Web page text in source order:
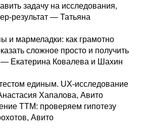
задачу на исследования,
результат — Татьяна
и мармеладки: как грамотно
сложное просто и получить
— Екатерина Ковалева и Шахин
единым. UX-исследование
Хапалова, Авито
ТТМ: проверяем гипотезу
Авито